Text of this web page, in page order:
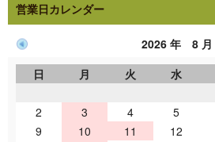
営業日カレンダー
2026 年 8 月
日
月 火 水
2
3 4 5
9
10 11 12